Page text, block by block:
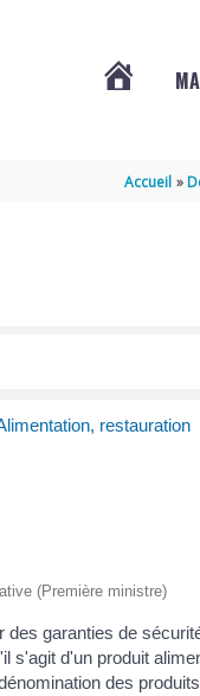
Accueil
restauration
(Première ministre)
garanties de
d'un produit
des